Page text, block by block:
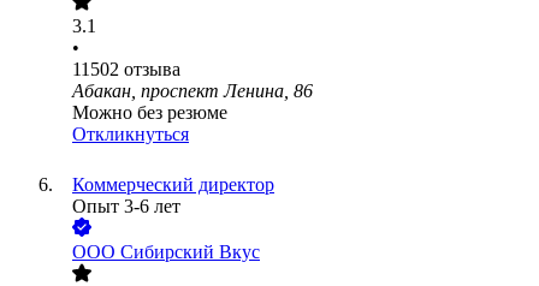
3.1
•
11502 отзыва
Абакан, проспект Ленина, 86
Можно без резюме
Откликнуться
Коммерческий директор
Опыт 3-6 лет
ООО Сибирский Вкус